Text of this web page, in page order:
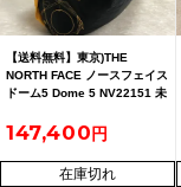
【送料無料】東京)THE
NORTH FACE ノースフェイス
ドーム5 Dome 5 NV22151 未
147,400
在庫切れ